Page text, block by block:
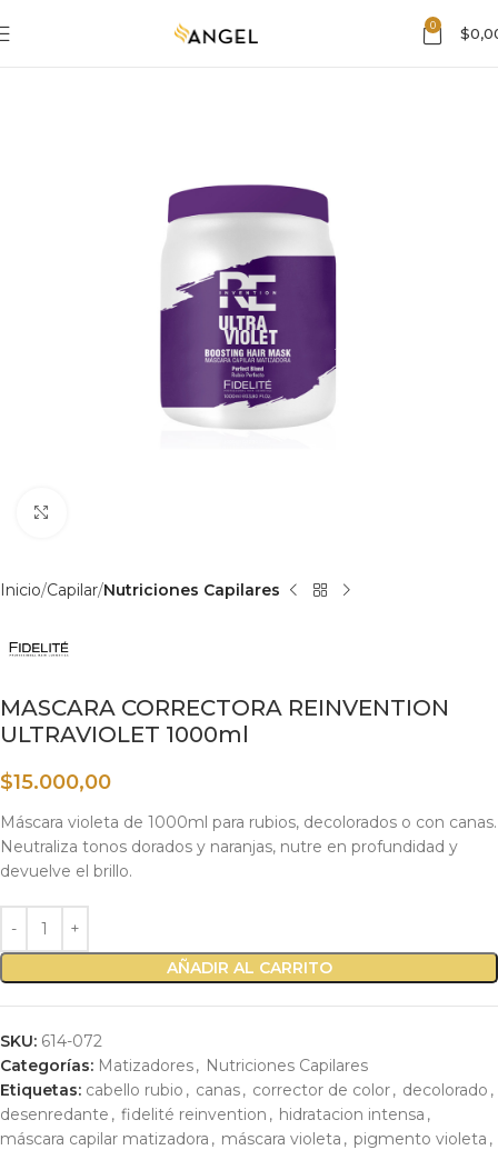
0 $
Inicio Capilar Nutriciones Capilares
MASCARA CORRECTORA REINVENTION
ULTRAVIOLET 1000ml
$15.000,00
Máscara violeta de 1000ml para rubios, decolorados o con canas.
Neutraliza tonos dorados y naranjas, nutre en profundidad y
devuelve el brillo.
AÑADIR AL CARRITO
SKU: 614-072
Categorías: Matizadores, Nutriciones Capilares
Etiquetas: cabello rubio , canas, corrector de color, decolorado ,
desenredante , fidelité reinvention , hidratacion intensa ,
máscara capilar matizadora , máscara violeta , pigmento violeta ,